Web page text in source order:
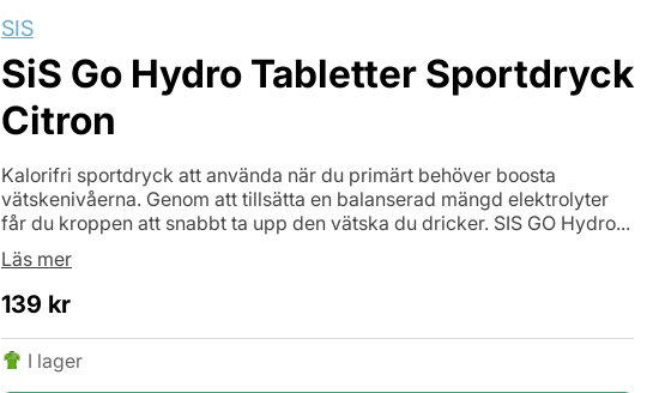
SIS
SiS Go Hydro Tabletter Sportdryck
Citron
Kalorifri sportdryck att använda när du primärt behöver boosta
vätskenivåerna. Genom att tillsätta en balanserad mängd elektrolyter
får du kroppen att snabbt ta upp den vätska du dricker. SIS GO Hydro...
Läs mer
139 kr
I lager